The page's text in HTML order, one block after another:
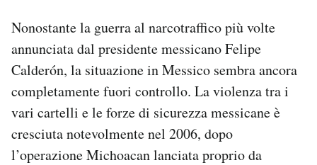
Nonostante la guerra al narcotraffico più volte
annunciata dal presidente messicano Felipe
Calderón, la situazione in Messico sembra ancora
completamente fuori controllo. La violenza tra i
vari cartelli e le forze di sicurezza messicane è
cresciuta notevolmente nel 2006, dopo
l’operazione Michoacan lanciata proprio da